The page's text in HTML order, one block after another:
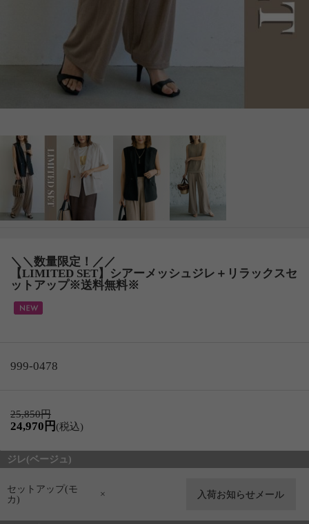
＼＼数量限定！／／
【LIMITED SET】シアーメッシュジレ＋リラックスセ
ットアップ※送料無料※
999-0478
25,850円
24,970円(税込)
ジレ(ベージュ)
セットアップ(モ
カ)
×